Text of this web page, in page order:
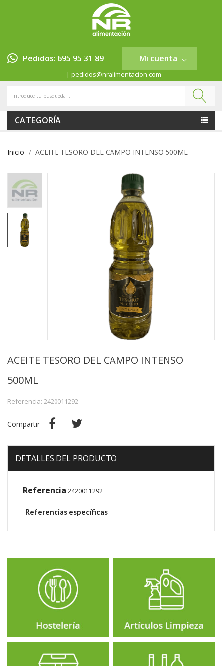
Mi cuenta
Pedidos: 695 95 31 89
| pedidos@nralimentacion.com
CATEGORÍA
Inicio ACEITE TESORO DEL CAMPO INTENSO 500ML
ACEITE TESORO DEL CAMPO INTENSO
500ML
Referencia: 2420011292
Compartir
DETALLES DEL PRODUCTO
Referencia 2420011292
Referencias específicas